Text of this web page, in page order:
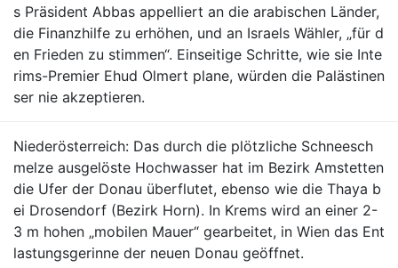
s Präsident Abbas appelliert an die arabischen Länder,
die Finanzhilfe zu erhöhen, und an Israels Wähler, „für d
en Frieden zu stimmen“. Einseitige Schritte, wie sie Inte
rims-Premier Ehud Olmert plane, würden die Palästinen
ser nie akzeptieren.
Niederösterreich: Das durch die plötzliche Schneesch
melze ausgelöste Hochwasser hat im Bezirk Amstetten
die Ufer der Donau überflutet, ebenso wie die Thaya b
ei Drosendorf (Bezirk Horn). In Krems wird an einer 2-
3 m hohen „mobilen Mauer“ gearbeitet, in Wien das Ent
lastungsgerinne der neuen Donau geöffnet.